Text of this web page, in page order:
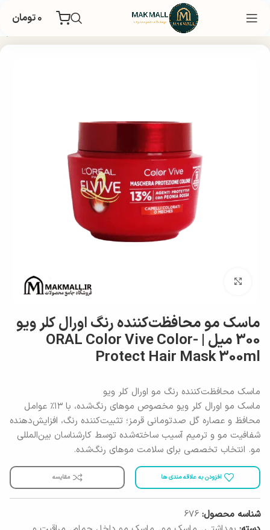
۰تومان
مراقبت و تقویت مو
ماسک مو محافظت‌کننده رنگ اورال کلر ویو
300 میل | ORAL Color Vive Color-
Protect Hair Mask 300ml
ماسک محافظت‌کننده رنگ مو اورال کلر ویو
ماسک مو اورال کلر ویو مخصوص موهای رنگ‌شده، با ۱۳٪ عوامل
محافظ و عصاره گل صدتومانی قرمز؛ تثبیت‌کننده رنگ، افزایش‌دهنده
شفافیت مو و ترمیم آسیب ساخته‌شده توسط کارشناسان بین‌المللی
مو. انتخاب تخصصی برای سلامت موهای رنگ‌شده.
افزودن به علاقه مندی ها مقایسه
شناسه محصول: 676